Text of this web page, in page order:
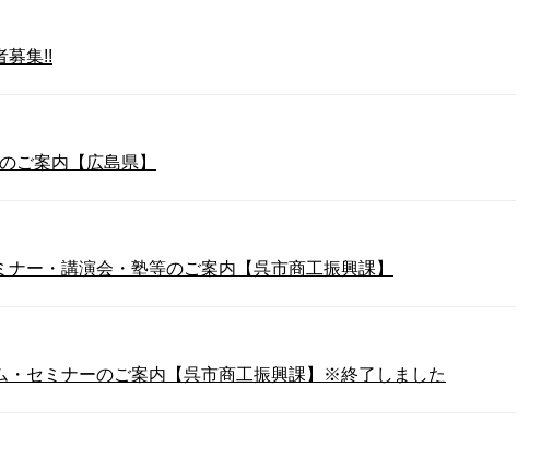
募集!!
ご案内【広島県】
ー・講演会・塾等のご案内【呉市商工振興課】
・セミナーのご案内【呉市商工振興課】※終了しました